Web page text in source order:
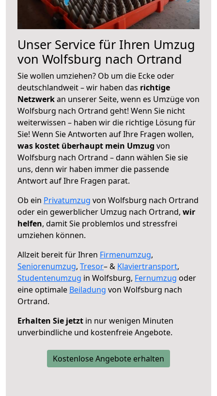
Unser Service für Ihren Umzug
von Wolfsburg nach Ortrand
Sie wollen umziehen? Ob um die Ecke oder
deutschlandweit – wir haben das richtige
Netzwerkan unserer Seite, wenn es Umzüge von
Wolfsburg nach Ortrand geht! Wenn Sie nicht
weiterwissen – haben wir die richtige Lösung für
Sie! Wenn Sie Antworten auf Ihre Fragen wollen,
was kostet überhaupt mein Umzug von
Wolfsburg nach Ortrand – dann wählen Sie sie
uns, denn wir haben immer die passende
Antwort auf Ihre Fragen parat.
Ob ein Privatumzug von Wolfsburg nach Ortrand
oder ein gewerblicher Umzug nach Ortrand, wir
helfen, damit Sie problemlos und stressfrei
umziehen können.
Allzeit bereit für Ihren Firmenumzug,
Seniorenumzug, Tresor– & Klaviertransport,
Studentenumzug in Wolfsburg, Fernumzug oder
eine optimale Beiladung von Wolfsburg nach
Ortrand.
Erhalten Sie jetzt in nur wenigen Minuten
unverbindliche und kostenfreie Angebote.
Kostenlose Angebote erhalten